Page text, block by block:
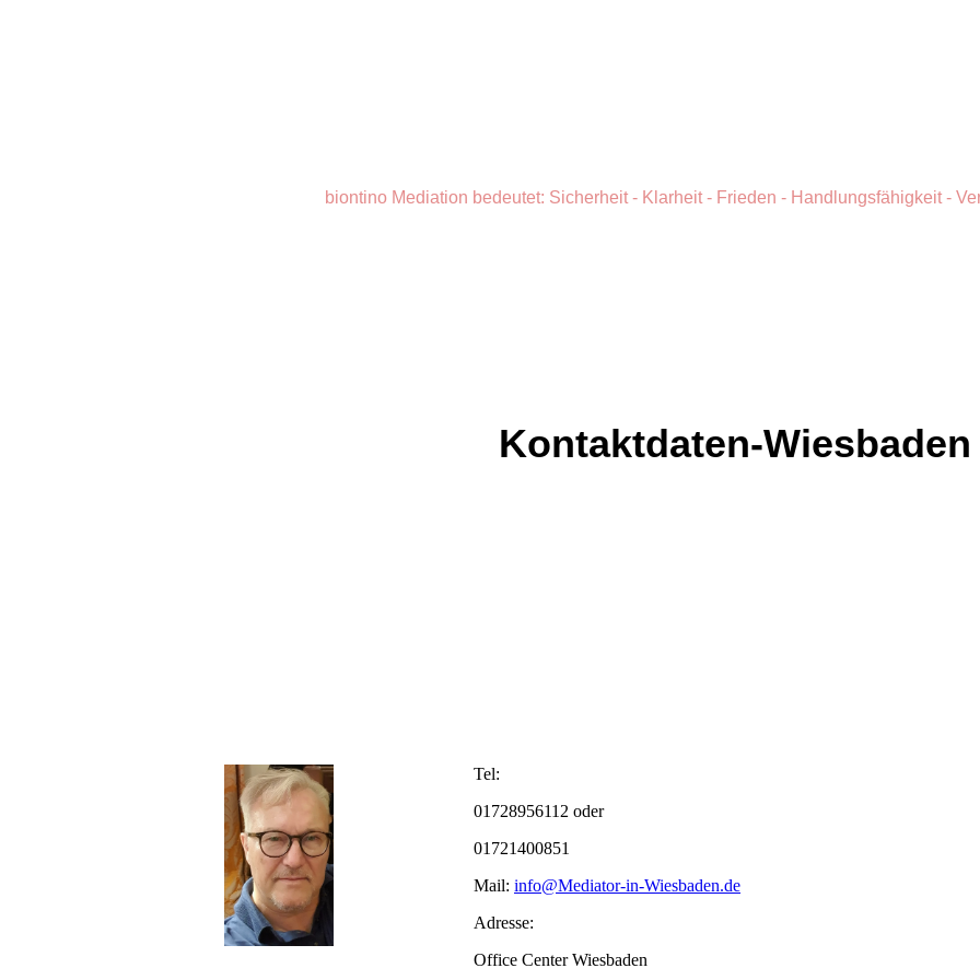
biontino Mediation bedeutet: Sicherheit - Klarheit - Frieden - Handlungsfähigkeit -
Kontaktdaten-Wiesbaden
Tel:
01728956112 oder
01721400851
Mail: info@Mediator-in-Wiesbaden.de
Adresse:
Office Center Wiesbaden